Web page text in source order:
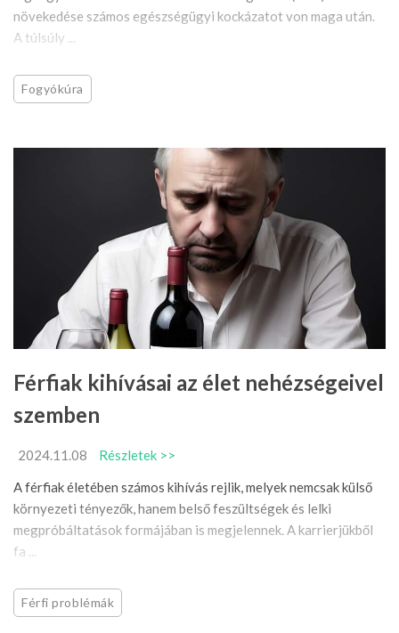
növekedése számos egészségügyi kockázatot von maga után.
A túlsúly ...
Fogyókúra
Férfiak kihívásai az élet nehézségeivel
szemben
2024.11.08
Részletek >>
A férfiak életében számos kihívás rejlik, melyek nemcsak külső
környezeti tényezők, hanem belső feszültségek és lelki
megpróbáltatások formájában is megjelennek. A karrierjükből
fa ...
Férfi problémák